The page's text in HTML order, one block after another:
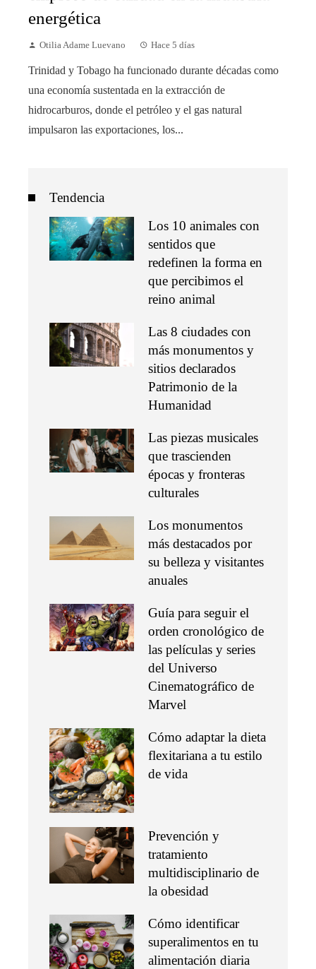
energética
Otilia Adame Luevano Hace 5 días
Trinidad y Tobago ha funcionado durante décadas como
una economía sustentada en la extracción de
hidrocarburos, donde el petróleo y el gas natural
impulsaron las exportaciones, los...
Tendencia
Los 10 animales con
sentidos que
redefinen la forma en
que percibimos el
reino animal
Las 8 ciudades con
más monumentos y
sitios declarados
Patrimonio de la
Humanidad
Las piezas musicales
que trascienden
épocas y fronteras
culturales
Los monumentos
más destacados por
su belleza y visitantes
anuales
Guía para seguir el
orden cronológico de
las películas y series
del Universo
Cinematográfico de
Marvel
Cómo adaptar la dieta
flexitariana a tu estilo
de vida
Prevención y
tratamiento
multidisciplinario de
la obesidad
Cómo identificar
superalimentos en tu
alimentación diaria